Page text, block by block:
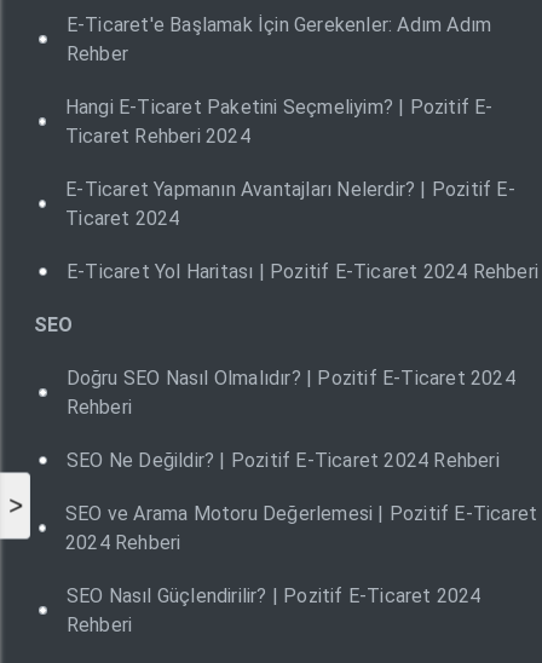
>
E-Ticaret'e Başlamak İçin Gerekenler: Adım Adım
Rehber
Hangi E-Ticaret Paketini Seçmeliyim? | Pozitif E-
Ticaret Rehberi 2024
E-Ticaret Yapmanın Avantajları Nelerdir? | Pozitif E-
Ticaret 2024
E-Ticaret Yol Haritası | Pozitif E-Ticaret 2024 Rehberi
SEO
Doğru SEO Nasıl Olmalıdır? | Pozitif E-Ticaret 2024
Rehberi
SEO Ne Değildir? | Pozitif E-Ticaret 2024 Rehberi
SEO ve Arama Motoru Değerlemesi | Pozitif E-Ticaret
2024 Rehberi
SEO Nasıl Güçlendirilir? | Pozitif E-Ticaret 2024
Rehberi